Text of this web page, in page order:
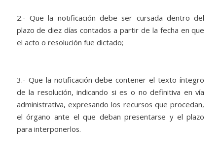
2.- Que la notificación debe ser cursada dentro del
plazo de diez días contados a partir de la fecha en que
el acto o resolución fue dictado;
3.- Que la notificación debe contener el texto íntegro
de la resolución, indicando si es o no definitiva en vía
administrativa, expresando los recursos que procedan,
el órgano ante el que deban presentarse y el plazo
para interponerlos.